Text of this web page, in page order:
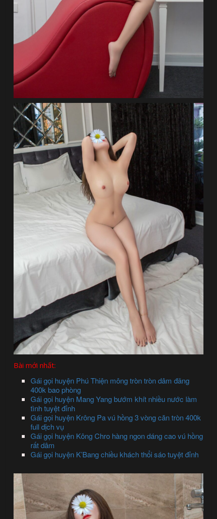
Bài mới nhất:
Gái gọi huyện Phú Thiện mông tròn tròn dâm đãng
400k bao phòng
Gái gọi huyện Mang Yang bướm khít nhiều nước làm
tình tuyệt đỉnh
Gái gọi huyện Krông Pa vú hồng 3 vòng căn tròn 400k
full dịch vụ
Gái gọi huyện Kông Chro hàng ngon dáng cao vú hồng
rất dâm
Gái gọi huyện K’Bang chiều khách thổi sáo tuyệt đỉnh